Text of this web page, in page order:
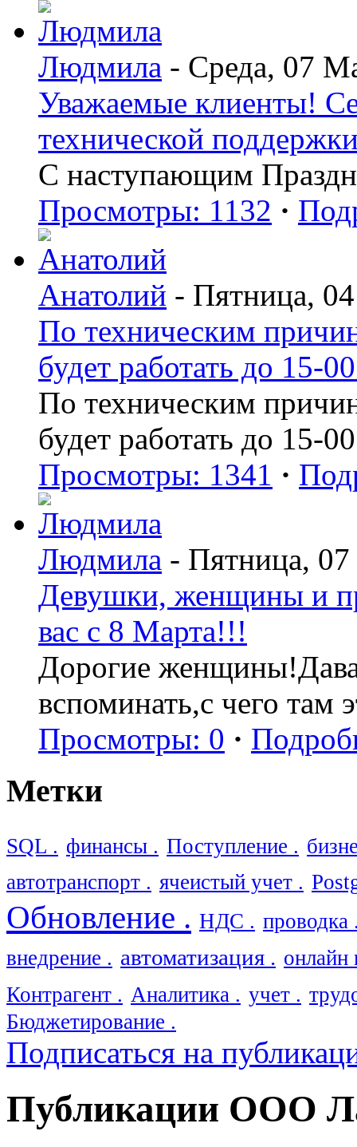
Людмила - Среда, 07
Уважаемые клиенты!
технической
С наступающим
Просмотры: 1132 ·
Анатолий - Пятница,
По техническим
будет работать до 15-
По техническим
будет работать до 15-00
Просмотры: 1341 ·
Людмила - Пятница,
Девушки, женщины и
вас с 8 Марта!!!
Дорогие
вспоминать,с чего там
Просмотры: 0 ·
Метки
SQL . финансы . Поступление .
автотранспорт . ячеистый учет .
Обновление . НДС . проводка
внедрение . автоматизация . онлайн
Контрагент . Аналитика . учет .
Бюджетирование .
Подписаться на
Публикации ООО